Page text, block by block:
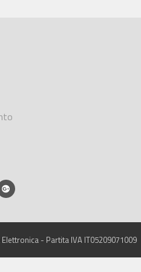
- Partita IVA IT05209071009